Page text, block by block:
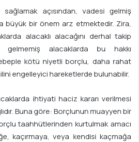
sağlamak açısından, vadesi gelmiş
büyük bir önem arz etmektedir. Zira,
alacaklı alacağını derhal takip
gelmemiş alacaklarda bu hakkı
kötü niyetli borçlu, daha rahat
engelleyici hareketlerde bulunabilir.
ihtiyati haciz kararı verilmesi
Buna göre: Borçlunun muayyen bir
taahhütlerinden kurtulmak amacı
kaçırmaya, veya kendisi kaçmağa